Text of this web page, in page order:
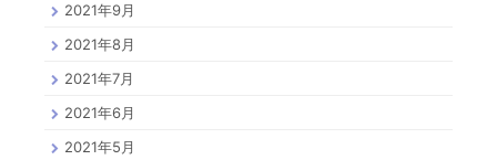
2021年9月
2021年8月
2021年7月
2021年6月
2021年5月